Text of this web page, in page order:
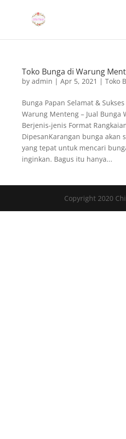
Toko Bunga di Warung
by admin | Apr 5, 2021 | Toko
Bunga Papan Selamat &
Warung Menteng – Jual Bunga
Berjenis-jenis Format
DipesanKarangan bunga akan
yang tepat untuk mencari
inginkan. Bagus itu hanya...
Copyright 2020